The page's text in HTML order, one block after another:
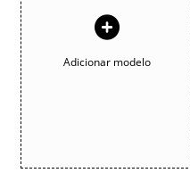
Adicionar modelo